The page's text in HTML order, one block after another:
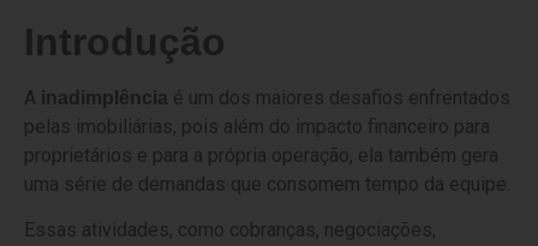
Introdução
A inadimplência é um dos maiores desafios enfrentados
pelas imobiliárias, pois além do impacto financeiro para
proprietários e para a própria operação, ela também gera
uma série de demandas que consomem tempo da equipe.
Essas atividades, como cobranças, negociações,